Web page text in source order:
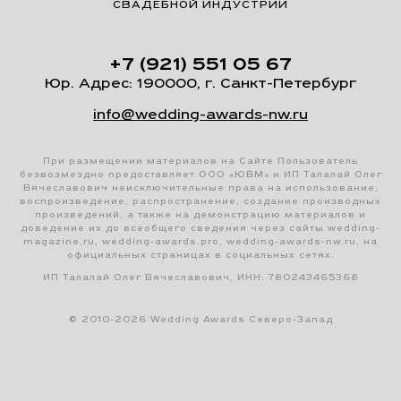
СВАДЕБНОЙ ИНДУСТРИИ
+7 (921) 551 05 67
Юр. Адрес: 190000, г. Санкт-Петербург
info@wedding-awards-nw.ru
При размещении материалов на Сайте Пользователь
безвозмездно предоставляет ООО «ЮВМ» и ИП Талалай Олег
Вячеславович неисключительные права на использование,
воспроизведение, распространение, создание производных
произведений, а также на демонстрацию материалов и
доведение их до всеобщего сведения через сайты wedding-
magazine.ru, wedding-awards.pro, wedding-awards-nw.ru, на
официальных страницах в социальных сетях.
ИП Талалай Олег Вячеславович, ИНН: 780243465368
© 2010-2026 Wedding Awards Северо-Запад